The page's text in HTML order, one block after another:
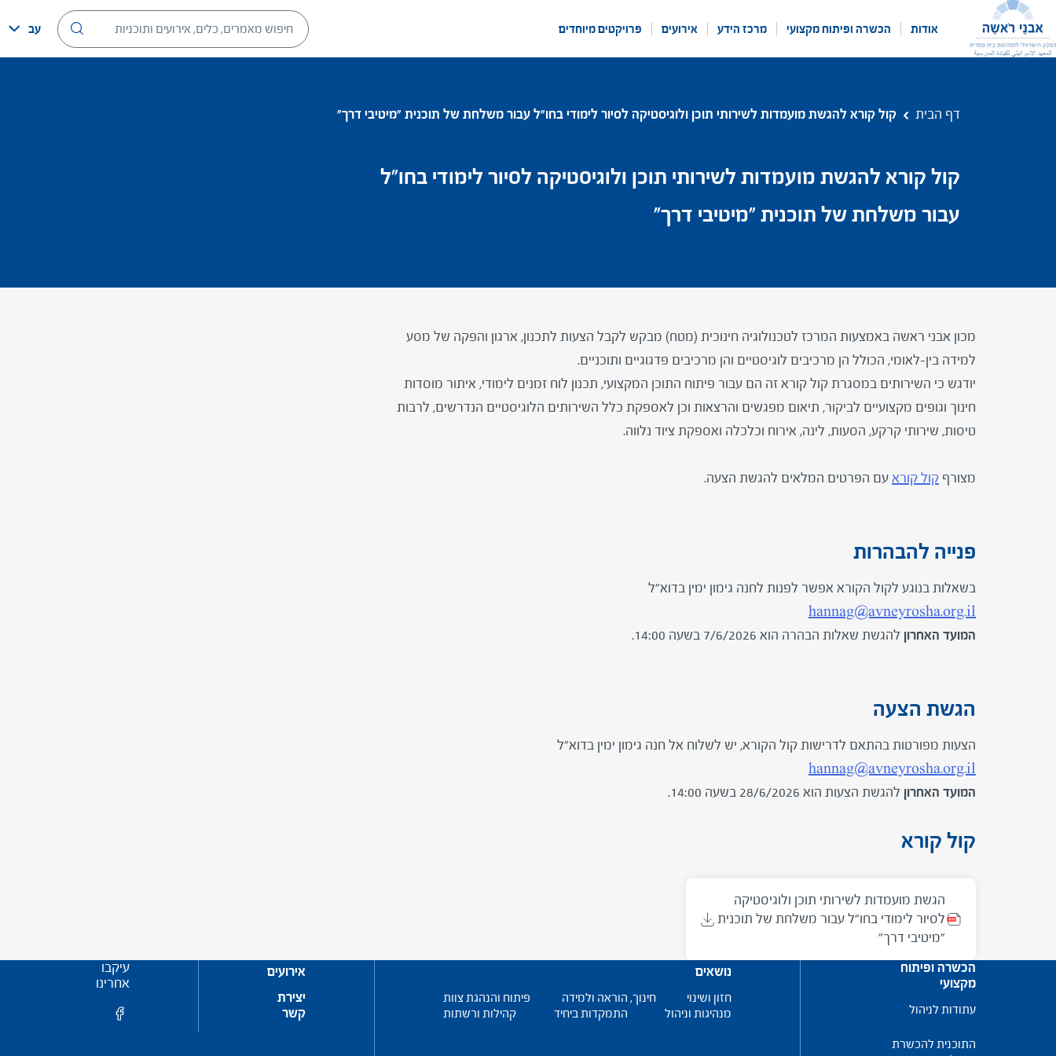
אודות הכשרה ופיתוח מקצועי מרכז הידע אירועים פרויקטים מיוחדים עב
דף הבית קול קורא להגשת מועמדות לשירותי תוכן ולוגיסטיקה לסיור לימודי בחו"ל עבור משלחת של תוכנית "מיטיבי דרך"
קול קורא להגשת מועמדות לשירותי תוכן ולוגיסטיקה לסיור לימודי בחו"ל
עבור משלחת של תוכנית "מיטיבי דרך"
מכון אבני ראשה באמצעות המרכז לטכנולוגיה חינוכית (מטח) מבקש לקבל הצעות לתכנון, ארגון והפקה של מסע
למידה בין-לאומי, הכולל הן מרכיבים לוגיסטיים והן מרכיבים פדגוגיים ותוכניים.
יודגש כי השירותים במסגרת קול קורא זה הם עבור פיתוח התוכן המקצועי, תכנון לוח זמנים לימודי, איתור מוסדות
חינוך וגופים מקצועיים לביקור, תיאום מפגשים והרצאות וכן לאספקת כלל השירותים הלוגיסטיים הנדרשים, לרבות
טיסות, שירותי קרקע, הסעות, לינה, אירוח וכלכלה ואספקת ציוד נלווה.
מצורף קול קוראעם הפרטים המלאים להגשת הצעה.
פנייה להבהרות
בשאלות בנוגע לקול הקורא אפשר לפנות לחנה גימון ימין בדוא"ל
hannag@avneyrosha.org.il
המועד האחרון להגשת שאלות הבהרה הוא 7/6/2026 בשעה 14:00.
הגשת הצעה
הצעות מפורטות בהתאם לדרישות קול הקורא, יש לשלוח אל חנה גימון ימין בדוא"ל
hannag@avneyrosha.org.il
המועד האחרון להגשת הצעות הוא 28/6/2026 בשעה 14:00.
קול קורא
הגשת מועמדות לשירותי תוכן ולוגיסטיקה
לסיור לימודי בחו"ל עבור משלחת של תוכנית
"מיטיבי דרך"
הכשרה ופיתוח
מקצועי
עתודות לניהול
התוכנית להכשרת
נושאים
חזון ושינוי חינוך, הוראה ולמידה
פיתוח והנהגת צוות
מנהיגות וניהול
התמקדות ביחיד קהילות ורשתות
אירועים
יצירת
קשר
עיקבו
אחרינו